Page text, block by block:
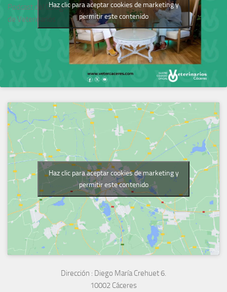
Podcast del Colegio
de Veterinarios
Haz clic para aceptar cookies de marketing y
permitir este contenido
Haz clic para aceptar cookies de marketing y
permitir este contenido
Dirección : Diego María Crehuet 6.
10002 Cáceres